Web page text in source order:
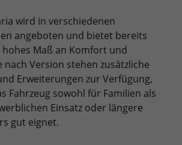
wird in verschiedenen
angeboten und bietet bereits
Maß an Komfort und
nach Version stehen zusätzliche
Erweiterungen zur Verfügung,
Fahrzeug sowohl für Familien als
Einsatz oder längere
gut eignet.